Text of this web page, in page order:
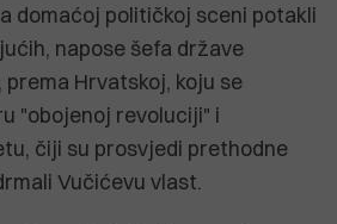
domaćoj političkoj sceni potakli
napose šefa države
prema Hrvatskoj, koju se
"obojenoj revoluciji" i
čiji su prosvjedi prethodne
Vučićevu vlast.